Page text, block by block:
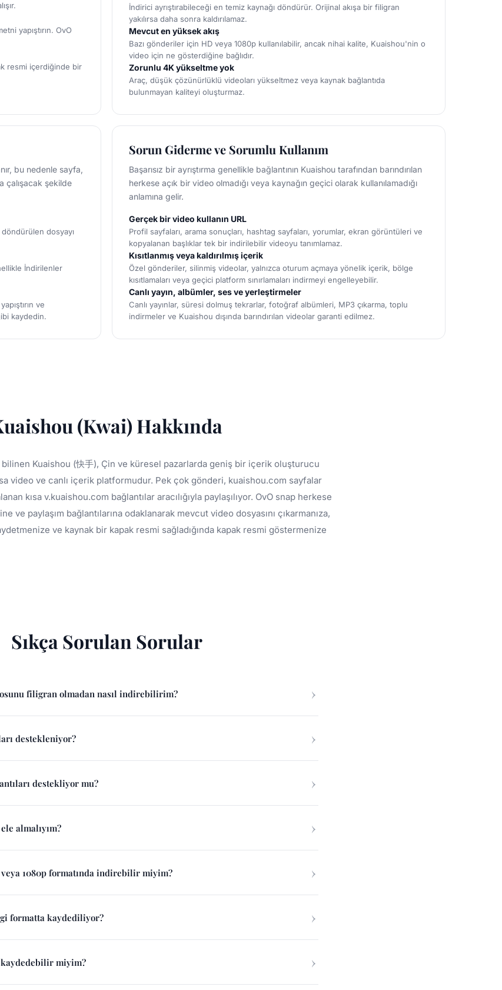
yapıştırın. OvO
resmi içerdiğinde bir
İndirici ayrıştırabileceği en temiz kaynağı döndürür. Orijinal akışa bir filigran
yakılırsa daha sonra kaldırılamaz.
Mevcut en yüksek akış
Bazı gönderiler için HD veya 1080p kullanılabilir, ancak nihai kalite, Kuaishou'nin o
video için ne gösterdiğine bağlıdır.
Zorunlu 4K yükseltme yok
Araç, düşük çözünürlüklü videoları yükseltmez veya kaynak bağlantıda
bulunmayan kaliteyi oluşturmaz.
bu nedenle sayfa,
çalışacak şekilde
döndürülen dosyayı
İndirilenler
ve
kaydedin.
Sorun Giderme ve Sorumlu Kullanım
Başarısız bir ayrıştırma genellikle bağlantının Kuaishou tarafından barındırılan
herkese açık bir video olmadığı veya kaynağın geçici olarak kullanılamadığı
anlamına gelir.
Gerçek bir video kullanın URL
Profil sayfaları, arama sonuçları, hashtag sayfaları, yorumlar, ekran görüntüleri ve
kopyalanan başlıklar tek bir indirilebilir videoyu tanımlamaz.
Kısıtlanmış veya kaldırılmış içerik
Özel gönderiler, silinmiş videolar, yalnızca oturum açmaya yönelik içerik, bölge
kısıtlamaları veya geçici platform sınırlamaları indirmeyi engelleyebilir.
Canlı yayın, albümler, ses ve yerleştirmeler
Canlı yayınlar, süresi dolmuş tekrarlar, fotoğraf albümleri, MP3 çıkarma, toplu
indirmeler ve Kuaishou dışında barındırılan videolar garanti edilmez.
(Kwai) Hakkında
bilinen Kuaishou (快手), Çin ve küresel pazarlarda geniş bir içerik oluşturucu
video ve canlı içerik platformudur. Pek çok gönderi, kuaishou.com sayfalar
kısa v.kuaishou.com bağlantılar aracılığıyla paylaşılıyor. OvO snap herkese
ve paylaşım bağlantılarına odaklanarak mevcut video dosyasını çıkarmanıza,
ve kaynak bir kapak resmi sağladığında kapak resmi göstermenize
Sıkça Sorulan Sorular
filigran olmadan nasıl indirebilirim?
destekleniyor?
destekliyor mu?
almalıyım?
1080p formatında indirebilir miyim?
formatta kaydediliyor?
kaydedebilir miyim?